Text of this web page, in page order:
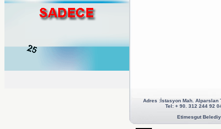
Adres :İstasyon Mah. Alparslan
Tel: + 90. 312 244 92
Etimesgut